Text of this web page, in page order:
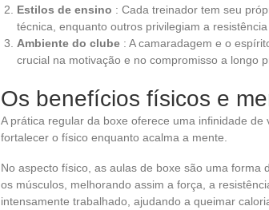
Estilos de ensino : Cada treinador tem seu
técnica, enquanto outros privilegiam a resistência
Ambiente do clube : A camaradagem e o
crucial na motivação e no compromisso a longo
Os benefícios físicos e
A prática regular da boxe oferece uma infinidade
fortalecer o físico enquanto acalma a mente.
No aspecto físico, as aulas de boxe são uma forma
os músculos, melhorando assim a força, a
intensamente trabalhado, ajudando a queimar